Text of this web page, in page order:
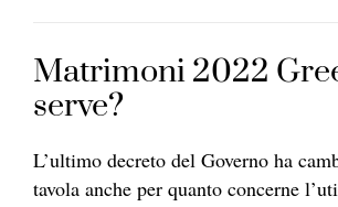
Matrimoni 2022
serve?
L’ultimo decreto del Governo ha
tavola anche per quanto concerne